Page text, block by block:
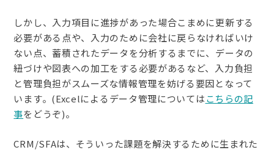
しかし、入力項目に進捗があった場合こまめに更新する
必要がある点や、入力のために会社に戻らなければいけ
ない点、蓄積されたデータを分析するまでに、データの
紐づけや図表への加工をする必要があるなど、入力負担
と管理負担がスムーズな情報管理を妨げる要因となって
います。(Excelによるデータ管理についてはこちらの記
事をどうぞ)。
CRM/SFAは、そういった課題を解決するために生まれた